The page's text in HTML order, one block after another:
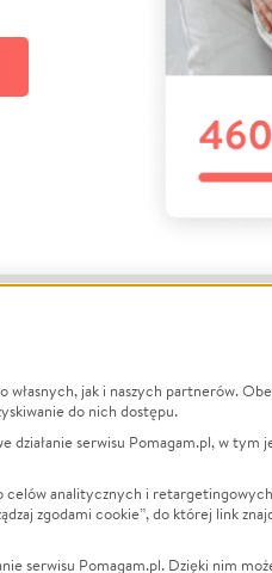
O nas
Opinie
Raporty
Za darmo
jak i naszych partnerów.
do nich dostępu.
serwisu Pomagam.pl, w
analitycznych i
zgodami cookie”, do której link
serwisu Pomagam.pl. Dzięki nim